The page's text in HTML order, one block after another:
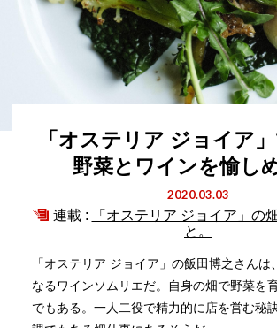
「オステリア ジョイア
野菜とワインを愉し
2020.03.03
連載 :
「オステリア ジョイア」の
と。
「オステリア ジョイア」の飯田博之さんは
なるワインソムリエだ。自身の畑で野菜を
でもある。一人二役で精力的に店を営む秘